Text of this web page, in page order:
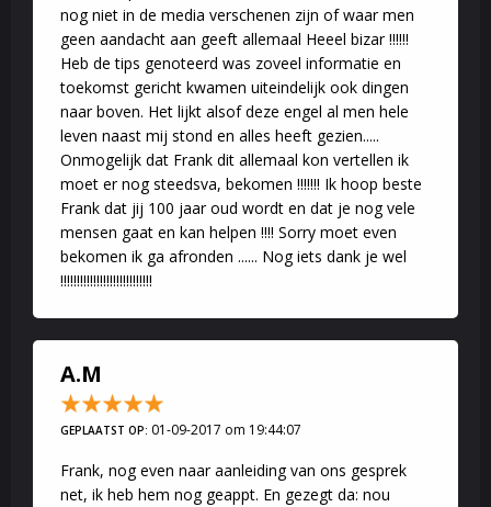
nog niet in de media verschenen zijn of waar men
geen aandacht aan geeft allemaal Heeel bizar !!!!!!
Heb de tips genoteerd was zoveel informatie en
toekomst gericht kwamen uiteindelijk ook dingen
naar boven. Het lijkt alsof deze engel al men hele
leven naast mij stond en alles heeft gezien.....
Onmogelijk dat Frank dit allemaal kon vertellen ik
moet er nog steedsva, bekomen !!!!!!! Ik hoop beste
Frank dat jij 100 jaar oud wordt en dat je nog vele
mensen gaat en kan helpen !!!! Sorry moet even
bekomen ik ga afronden ...... Nog iets dank je wel
!!!!!!!!!!!!!!!!!!!!!!!!!!!!
A.M
GEPLAATST OP: 01-09-2017 om 19:44:07
Frank, nog even naar aanleiding van ons gesprek
net, ik heb hem nog geappt. En gezegt da: nou